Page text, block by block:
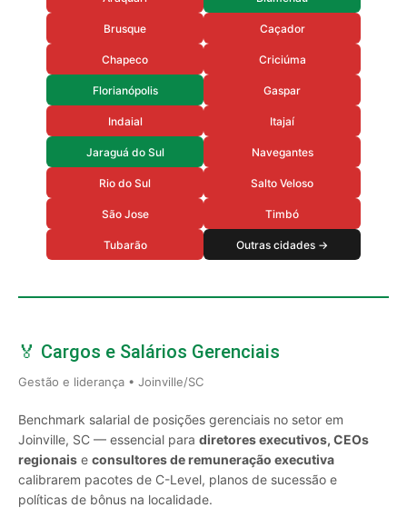
Brusque Caçador
Chapeco Criciúma
Florianópolis Gaspar
Indaial Itajaí
Jaraguá do Sul Navegantes
Rio do Sul Salto Veloso
São Jose Timbó
Tubarão Outras cidades →
🏅 Cargos e Salários Gerenciais
Gestão e liderança • Joinville/SC
Benchmark salarial de posições gerenciais no setor em
Joinville, SC — essencial para diretores executivos, CEOs
regionais e consultores de remuneração executiva
calibrarem pacotes de C-Level, planos de sucessão e
políticas de bônus na localidade.